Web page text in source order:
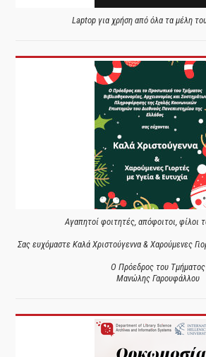
Laptop για χρήση από όλα τα μέλη
Αγαπητοί φοιτητές, απόφοιτοι, φίλοι
Σας ευχόμαστε Καλά Χριστούγεννα & Χαρούμενες
Ο Πρόεδρος του Τμήματος
Μανώλης Γαρουφάλλου